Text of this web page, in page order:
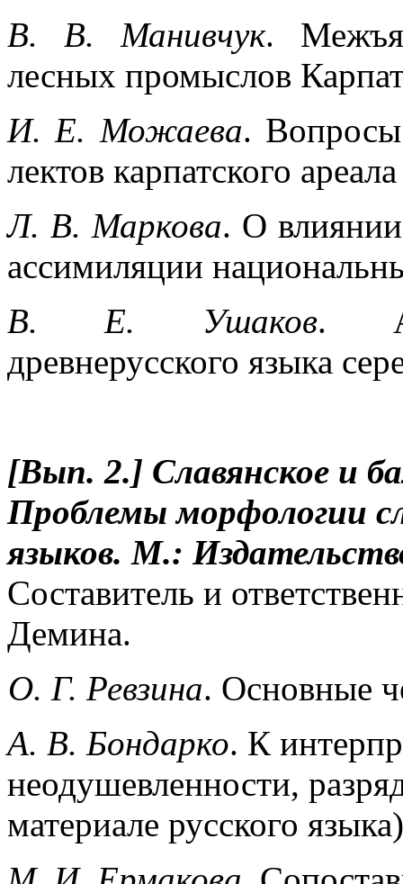
В. В. Манивчук.
лесных промыслов
И. Е. Можаева.
лектов карпатского
Л. В. Маркова. О
ассимиляции
В. Е. Ушаков.
древнерусского языка
[Вып. 2.] Славянское и
Проблемы морфологии
языков. М.:
Составитель и
Демина.
О. Г. Ревзина. Основные
А. В. Бондарко. К
неодушевленности,
материале русского языка)